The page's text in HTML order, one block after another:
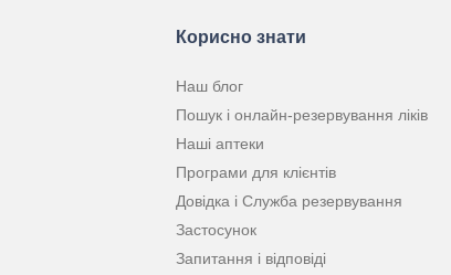
Корисно знати
Наш блог
Пошук і онлайн-резервування ліків
Наші аптеки
Програми для клієнтів
Довідка і Служба резервування
Застосунок
Запитання і відповіді